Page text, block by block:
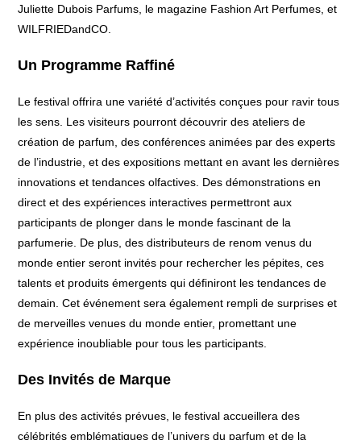
Juliette Dubois Parfums, le magazine Fashion Art Perfumes, et
WILFRIEDandCO.
Un Programme Raffiné
Le festival offrira une variété d’activités conçues pour ravir tous
les sens. Les visiteurs pourront découvrir des ateliers de
création de parfum, des conférences animées par des experts
de l’industrie, et des expositions mettant en avant les dernières
innovations et tendances olfactives. Des démonstrations en
direct et des expériences interactives permettront aux
participants de plonger dans le monde fascinant de la
parfumerie. De plus, des distributeurs de renom venus du
monde entier seront invités pour rechercher les pépites, ces
talents et produits émergents qui définiront les tendances de
demain. Cet événement sera également rempli de surprises et
de merveilles venues du monde entier, promettant une
expérience inoubliable pour tous les participants.
Des Invités de Marque
En plus des activités prévues, le festival accueillera des
célébrités emblématiques de l’univers du parfum et de la